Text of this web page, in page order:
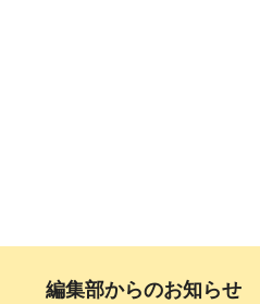
編集部からのお知らせ